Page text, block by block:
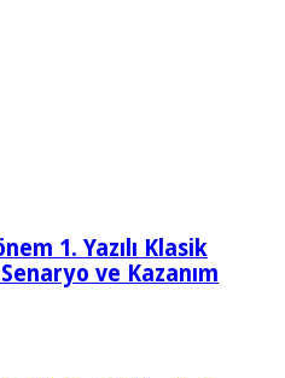
1. Yazılı Klasik
ve Kazanım